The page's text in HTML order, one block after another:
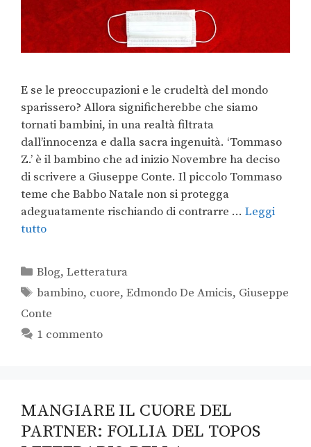
E se le preoccupazioni e le crudeltà del mondo
sparissero? Allora significherebbe che siamo
tornati bambini, in una realtà filtrata
dall’innocenza e dalla sacra ingenuità. ‘Tommaso
Z.’ è il bambino che ad inizio Novembre ha deciso
di scrivere a Giuseppe Conte. Il piccolo Tommaso
teme che Babbo Natale non si protegga
adeguatamente rischiando di contrarre … Leggi
tutto
Blog,Letteratura
bambino, cuore,Edmondo De Amicis, Giuseppe
Conte
1 commento
MANGIARE IL CUORE DEL
PARTNER: FOLLIA DEL TOPOS